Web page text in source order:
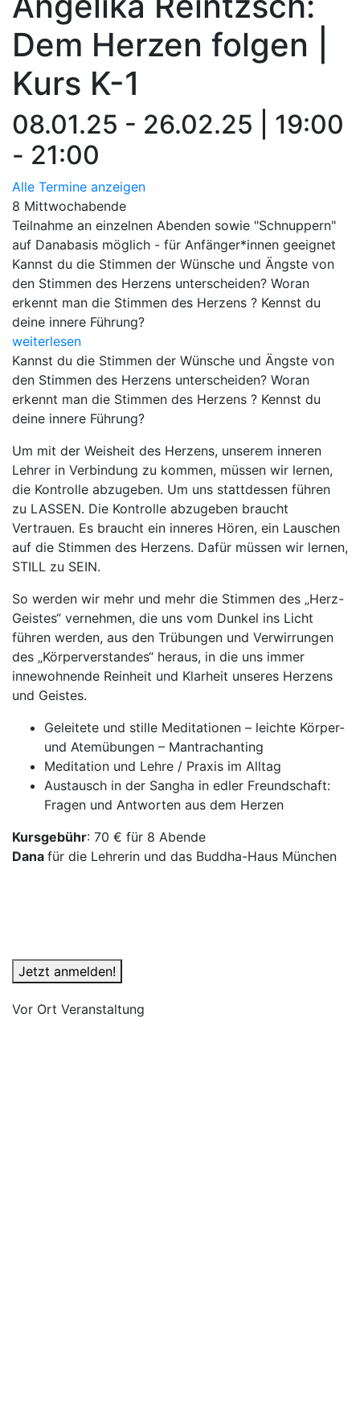
Dem Herzen folgen |
Kurs K-1
08.01.25 - 26.02.25 | 19:00
- 21:00
Alle Termine anzeigen
8 Mittwochabende
Teilnahme an einzelnen Abenden sowie "Schnuppern"
auf Danabasis möglich - für Anfänger*innen geeignet
Kannst du die Stimmen der Wünsche und Ängste von
den Stimmen des Herzens unterscheiden? Woran
erkennt man die Stimmen des Herzens ? Kennst du
deine innere Führung?
weiterlesen
Kannst du die Stimmen der Wünsche und Ängste von
den Stimmen des Herzens unterscheiden? Woran
erkennt man die Stimmen des Herzens ? Kennst du
deine innere Führung?
Um mit der Weisheit des Herzens, unserem inneren
Lehrer in Verbindung zu kommen, müssen wir lernen,
die Kontrolle abzugeben. Um uns stattdessen führen
zu LASSEN. Die Kontrolle abzugeben braucht
Vertrauen. Es braucht ein inneres Hören, ein Lauschen
auf die Stimmen des Herzens. Dafür müssen wir lernen,
STILL zu SEIN.
So werden wir mehr und mehr die Stimmen des „Herz-
Geistes“ vernehmen, die uns vom Dunkel ins Licht
führen werden, aus den Trübungen und Verwirrungen
des „Körperverstandes“ heraus, in die uns immer
innewohnende Reinheit und Klarheit unseres Herzens
und Geistes.
Geleitete und stille Meditationen – leichte Körper-
und Atemübungen – Mantrachanting
Meditation und Lehre / Praxis im Alltag
Austausch in der Sangha in edler Freundschaft:
Fragen und Antworten aus dem Herzen
Kursgebühr: 70 € für 8 Abende
Dana für die Lehrerin und das Buddha-Haus München
Jetzt anmelden!
Vor Ort Veranstaltung